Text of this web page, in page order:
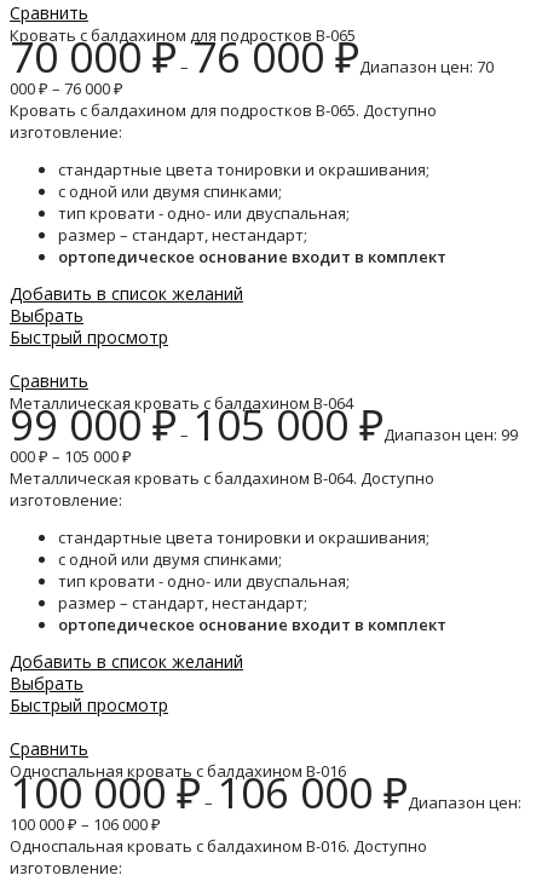
Сравнить
Кровать с балдахином для подростков B-065
70 000₽– 76 000₽Диапазон цен: 70
000 ₽ – 76 000 ₽
Кровать с балдахином для подростков B-065. Доступно
изготовление:
стандартные цвета тонировки и окрашивания;
с одной или двумя спинками;
тип кровати - одно- или двуспальная;
размер – стандарт, нестандарт;
ортопедическое основание входит в комплект
Добавить в список желаний
Выбрать
Быстрый просмотр
Сравнить
Металлическая кровать с балдахином B-064
99 000₽– 105 000₽Диапазон цен: 99
000 ₽ – 105 000 ₽
Металлическая кровать с балдахином B-064. Доступно
изготовление:
стандартные цвета тонировки и окрашивания;
с одной или двумя спинками;
тип кровати - одно- или двуспальная;
размер – стандарт, нестандарт;
ортопедическое основание входит в комплект
Добавить в список желаний
Выбрать
Быстрый просмотр
Сравнить
Односпальная кровать с балдахином B-016
100 000₽– 106 000 ₽Диапазон цен:
100 000 ₽ – 106 000 ₽
Односпальная кровать с балдахином B-016. Доступно
изготовление: